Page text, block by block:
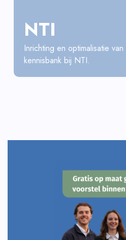
NTI
Inrichting en optimalisatie
kennisbank bij NTI.